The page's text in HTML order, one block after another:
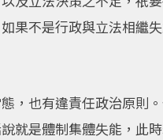
果不是行政與立法相繼
，也有違責任政治原則
就是體制集體失能，此